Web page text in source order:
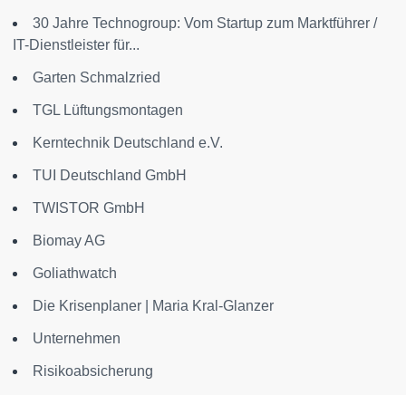
30 Jahre Technogroup: Vom Startup zum Marktführer /
IT-Dienstleister für...
Garten Schmalzried
TGL Lüftungsmontagen
Kerntechnik Deutschland e.V.
TUI Deutschland GmbH
TWISTOR GmbH
Biomay AG
Goliathwatch
Die Krisenplaner | Maria Kral-Glanzer
Unternehmen
Risikoabsicherung